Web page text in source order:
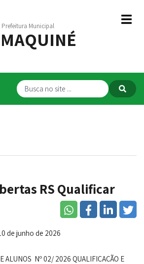
Prefeitura Municipal
MAQUINÉ
RS Qualificar
de junho de 2026
ALUNOS Nº 02/ 2026 QUALIFICAÇÃO E